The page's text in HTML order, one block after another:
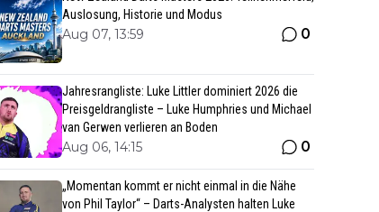
Auslosung, Historie und Modus
Aug 07, 13:59 0
Jahresrangliste: Luke Littler dominiert 2026 die
Preisgeldrangliste – Luke Humphries und Michael
van Gerwen verlieren an Boden
Aug 06, 14:15 0
„Momentan kommt er nicht einmal in die Nähe
von Phil Taylor“ – Darts-Analysten halten Luke